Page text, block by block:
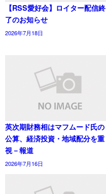
【RSS愛好会】ロイター配信終
了のお知らせ
2026年7月18日
英次期財務相はマフムード氏の
公算、経済投資・地域配分を重
視－報道
2026年7月16日